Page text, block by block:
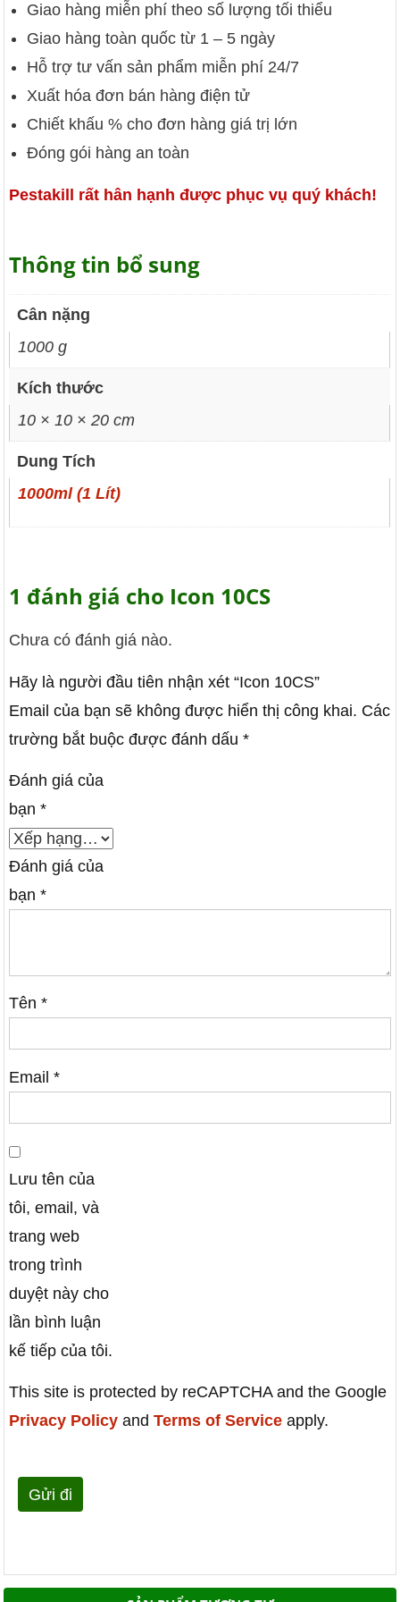
Giao hàng miễn phí theo số lượng tối thiểu
Giao hàng toàn quốc từ 1 – 5 ngày
Hỗ trợ tư vấn sản phẩm miễn phí 24/7
Xuất hóa đơn bán hàng điện tử
Chiết khấu % cho đơn hàng giá trị lớn
Đóng gói hàng an toàn
Pestakill rất hân hạnh được phục vụ quý khách!
Thông tin bổ sung
Cân nặng
1000 g
Kích thước
10 × 10 × 20 cm
Dung Tích
1000ml (1 Lít)
1 đánh giá cho Icon 10CS
Chưa có đánh giá nào.
Hãy là người đầu tiên nhận xét “Icon 10CS”
Email của bạn sẽ không được hiển thị công khai. Các
trường bắt buộc được đánh dấu*
Đánh giá của
bạn*
Đánh giá của
bạn*
Tên*
Email*
Lưu tên của
tôi, email, và
trang web
trong trình
duyệt này cho
lần bình luận
kế tiếp của tôi.
This site is protected by reCAPTCHA and the Google
Privacy Policy andTerms of Service apply.